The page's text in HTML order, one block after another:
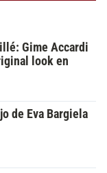
Gime Accardi
look en
de Eva Bargiela